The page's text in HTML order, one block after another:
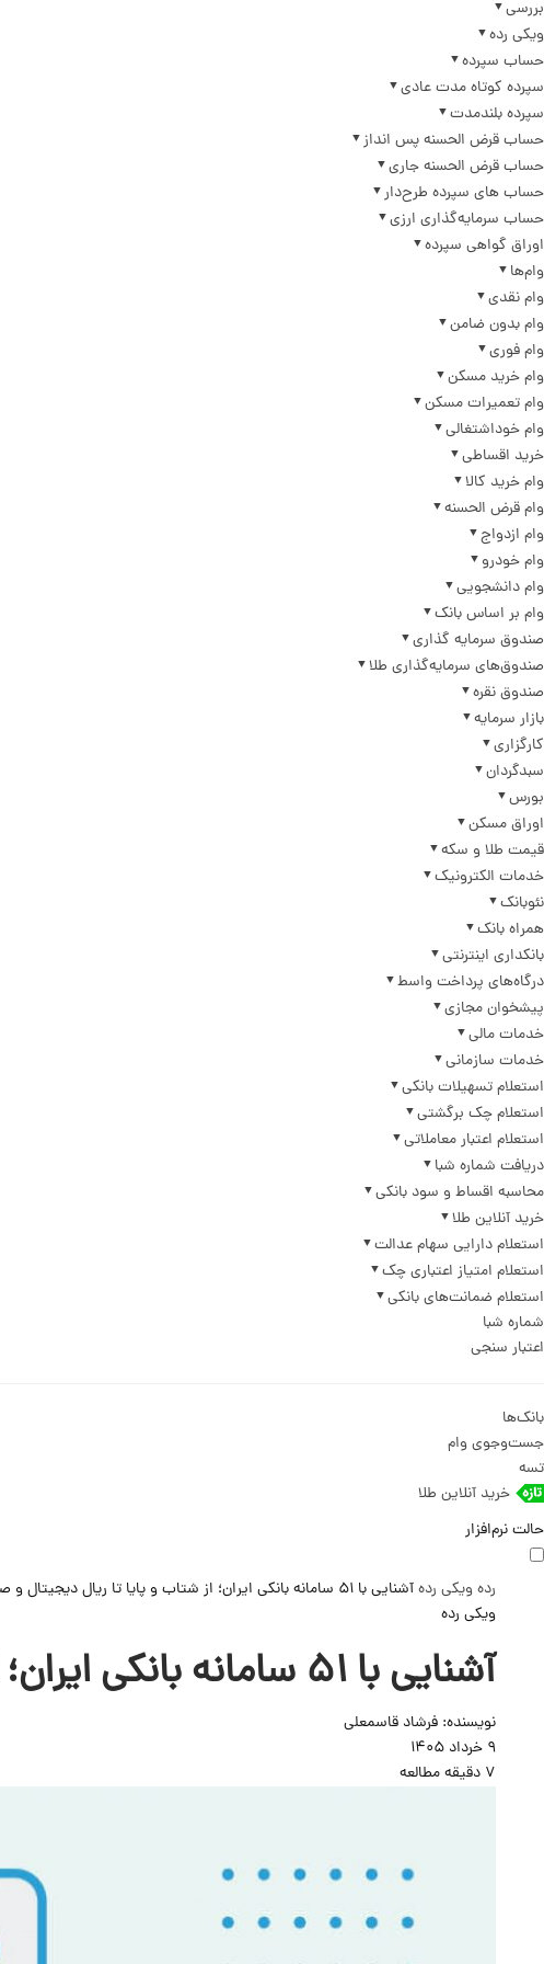
بررسی
ویکی رده
حساب سپرده
سپرده کوتاه مدت عادی
سپرده بلندمدت
حساب قرض الحسنه پس انداز
حساب قرض الحسنه جاری
حساب های سپرده طرح‌دار
حساب سرمایه‌گذاری ارزی
اوراق گواهی سپرده
وام‌ها
وام نقدی
وام بدون ضامن
وام فوری
وام خرید مسکن
وام تعمیرات مسکن
وام خوداشتغالی
خرید اقساطی
وام خرید کالا
وام قرض الحسنه
وام ازدواج
وام خودرو
وام دانشجویی
وام بر اساس بانک
صندوق سرمایه گذاری
صندوق‌های سرمایه‌گذاری طلا
صندوق نقره
بازار سرمایه
کارگزاری
سبدگردان
بورس
اوراق مسکن
قیمت طلا و سکه
خدمات الکترونیک
نئوبانک
همراه بانک
بانکداری اینترنتی
درگاه‌های پرداخت واسط
پیشخوان مجازی
خدمات مالی
خدمات سازمانی
استعلام تسهیلات بانکی
استعلام چک برگشتی
استعلام اعتبار معاملاتی
دریافت شماره شبا
محاسبه اقساط و سود بانکی
خرید آنلاین طلا
استعلام دارایی سهام عدالت
استعلام امتیاز اعتباری چک
استعلام ضمانت‌های بانکی
شماره شبا
اعتبار سنجی
بانک‌ها
جست‌وجوی وام
تسه
خرید آنلاین طلا
حالت نرم‌افزار
ردهویکی ردهآشنایی با ۵۱ سامانه بانکی ایران؛ از شتاب و پایا تا ریال دیجیتال و صیاد
ویکی رده
آشنایی با ۵۱ سامانه بانکی ایران؛ از شتاب و پایا تا ریال دیجیتال و صیاد
نویسنده: فرشاد قاسمعلی
9 خرداد 1405
7 دقیقه مطالعه